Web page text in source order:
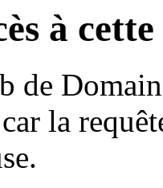
à
de
la